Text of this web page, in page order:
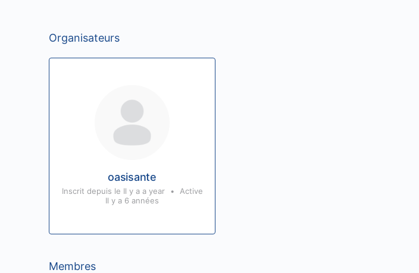
Organisateurs
oasisante
Inscrit depuis le Il y a a year •
Active
Il y a 6 années
Membres